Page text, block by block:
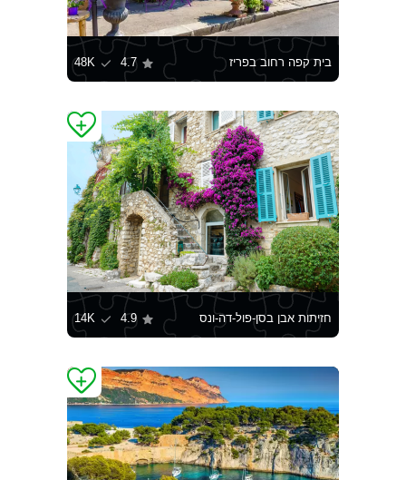
בית קפה רחוב בפריז 4.7
48K
חזיתות אבן בסן-פול-דה-ונס 4.9
14K